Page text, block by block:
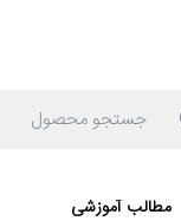
مطالب آموزشی